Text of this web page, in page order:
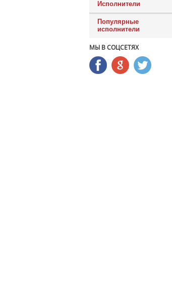
Исполнители
Популярные
исполнители
МЫ В СОЦСЕТЯХ